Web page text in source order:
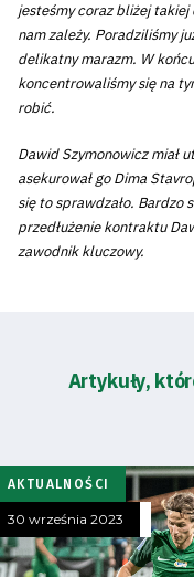
jesteśmy coraz bliżej
nam zależy. Poradziliśmy
delikatny marazm. W
koncentrowaliśmy się na
robić.
Dawid Szymonowicz miał
asekurował go Dima
się to sprawdzało. Bardzo
przedłużenie kontraktu
zawodnik kluczowy.
Artykuły,
AKTUALNOŚCI
30 września 2023